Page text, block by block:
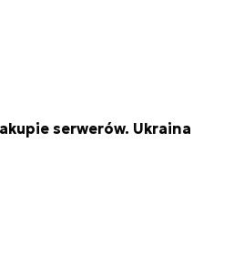
serwerów. Ukraina